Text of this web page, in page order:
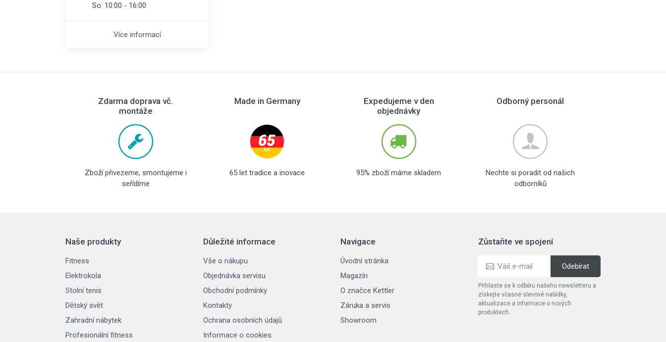
So: 10:00 - 16:00
Více informací
Zdarma doprava vč.
montáže
Zboží přivezeme, smontujeme i
seřídíme
Made in Germany
65 let tradice a inovace
Expedujeme v den
objednávky
95% zboží máme skladem
Odborný personál
Nechte si poradit od našich
odborníků
Naše produkty
Fitness
Elektrokola
Stolní tenis
Dětský svět
Zahradní nábytek
Profesionální fitness
Důležité informace
Vše o nákupu
Objednávka servisu
Obchodní podmínky
Kontakty
Ochrana osobních údajů
Informace o cookies
Navigace
Úvodní stránka
Magazín
O značce Kettler
Záruka a servis
Showroom
Zůstaňte ve spojení
Přihlaste se k odběru našeho newsletteru a
získejte včasné slevové nabídky,
aktualizace a informace o nových
produktech.